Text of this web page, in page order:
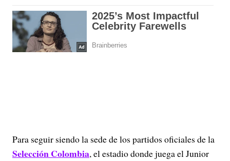
Para seguir siendo la sede de los partidos oficiales de la
Selección Colombia, el estadio donde juega el Junior